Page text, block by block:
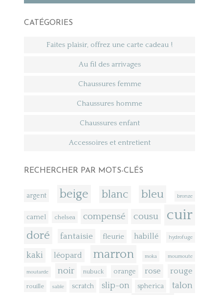
CATÉGORIES
Faites plaisir, offrez une carte cadeau !
Au fil des arrivages
Chaussures femme
Chaussures homme
Chaussures enfant
Accessoires et entretient
RECHERCHER PAR MOTS-CLÉS
argent beige blanc bleu bronze
camel chelsea compensé cousu cuir
doré fantaisie fleurie habillé hydrofuge
kaki léopard marron moka moumoute
moutarde noir nubuck orange rose rouge
rouille sable scratch slip-on spherica talon